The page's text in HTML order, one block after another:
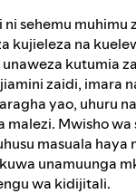
ni sehemu muhimu
kujieleza na
kutumia
zaidi, imara
yao, uhuru
malezi. Mwisho wa
masuala haya
unamuunga
wa kidijitali.